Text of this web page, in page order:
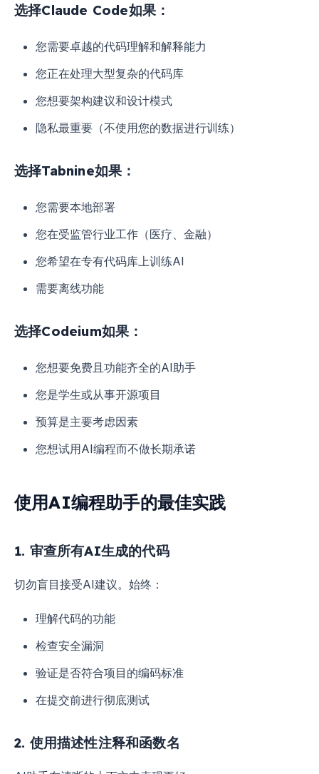
选择Claude Code如果：
您需要卓越的代码理解和解释能力
您正在处理大型复杂的代码库
您想要架构建议和设计模式
隐私最重要（不使用您的数据进行训练）
选择Tabnine如果：
您需要本地部署
您在受监管行业工作（医疗、金融）
您希望在专有代码库上训练AI
需要离线功能
选择Codeium如果：
您想要免费且功能齐全的AI助手
您是学生或从事开源项目
预算是主要考虑因素
您想试用AI编程而不做长期承诺
使用AI编程助手的最佳实践
1. 审查所有AI生成的代码
切勿盲目接受AI建议。始终：
理解代码的功能
检查安全漏洞
验证是否符合项目的编码标准
在提交前进行彻底测试
2. 使用描述性注释和函数名